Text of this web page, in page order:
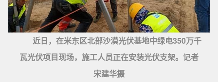
近日，在米东区北部沙漠光伏基地中绿电350万千
瓦光伏项目现场，施工人员正在安装光伏支架。记者
宋建华摄